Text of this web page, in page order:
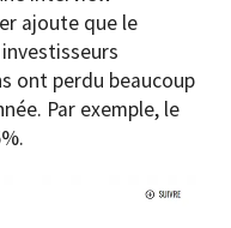
ajoute que le
ont perdu beaucoup
Par exemple, le